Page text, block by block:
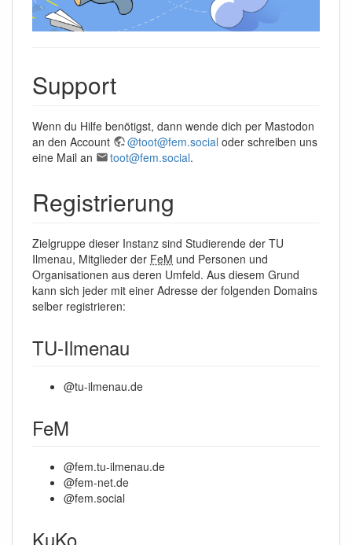
Support
Wenn du Hilfe benötigst, dann wende dich per Mastodon
an den Account
@toot@fem.social oder schreiben uns
eine Mail an
toot@fem.social.
Registrierung
Zielgruppe dieser Instanz sind Studierende der TU
Ilmenau, Mitglieder der FeM und Personen und
Organisationen aus deren Umfeld. Aus diesem Grund
kann sich jeder mit einer Adresse der folgenden Domains
selber registrieren:
TU-Ilmenau
@tu-ilmenau.de
FeM
@fem.tu-ilmenau.de
@fem-net.de
@fem.social
KuKo